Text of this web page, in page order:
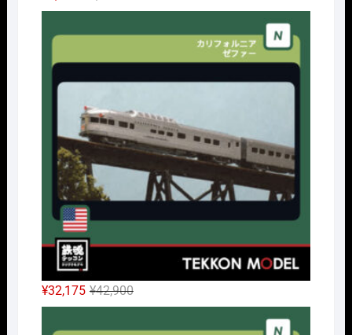
の
価
で
し
た。
在
の
¥4,785
で
す。
¥42,900元
の
価
¥32,175
現
在
の